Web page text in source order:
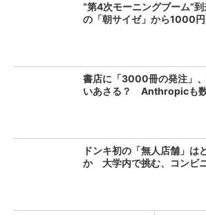
“第4次モーニングブーム”
の「朝サイゼ」から1000
書店に「3000冊の発注」
いあさる？ Anthropicも
ドンキ初の「無人店舗」は
か 大学内で挑む、コンビ